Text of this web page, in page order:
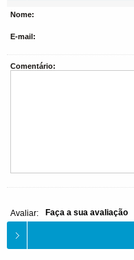
Nome:
E-mail:
Comentário:
Avaliar: Faça a sua avaliação